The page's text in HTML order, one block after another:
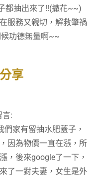
都抽出來了!!(撒花~~)
服務又親切，解救肇禍
功德無量啊~~
享
言:
家有留抽水肥蓋子，
因為物價一直在漲，所
，後來google了一下，
了一對夫妻，女生是外